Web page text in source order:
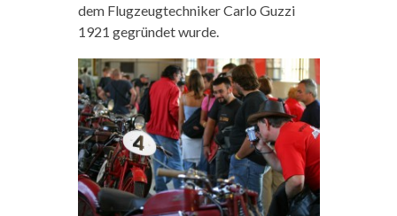
dem Flugzeugtechniker Carlo Guzzi
1921 gegründet wurde.